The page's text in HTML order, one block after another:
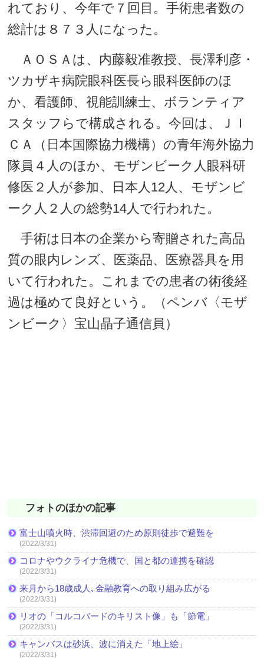
れており、今年で７回目。手術患者数の
総計は８７３人になった。
ＡＯＳＡは、内藤毅准教授、長澤利彦・
ツカザキ病院眼科医長ら眼科医師のほ
か、看護師、視能訓練士、ボランティア
スタッフらで構成される。今回は、ＪＩ
ＣＡ（日本国際協力機構）の青年海外協力
隊員４人のほか、モザンビーク人眼科研
修医２人が参加、日本人12人、モザンビ
ーク人２人の総勢14人で行われた。
手術は日本の企業から寄贈された高品
質の眼内レンズ、医薬品、医療器具を用
いて行われた。これまでの患者の術後経
過は極めて良好という。（ペンバ〈モザ
ンビーク〉宝山晶子通信員）
フォトのほかの記事
富士山噴火時、渋滞回避のため原則徒歩で避難を
(2022/3/31)
コロナやウクライナ危機で、国と都の連携を確認
(2022/3/31)
来月から18歳成人､金融教育への取り組み広がる
(2022/3/31)
リオの「コルコバードのキリスト像」も「節電」
(2022/3/31)
キャンバスは砂浜、波に消えた「地上絵」
(2022/3/31)